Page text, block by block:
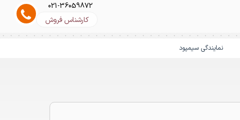
021-36059872
کارشناس فروش
نمایندگی سیمپود